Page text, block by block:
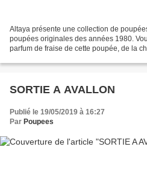
Altaya présente une collection de
poupées originales des années 1980.
parfum de fraise de cette poupée, de la
SORTIE A AVALLON
Publié le 19/05/2019 à 16:27
Par Poupees